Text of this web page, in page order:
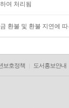
여 처리됨
환불 및 환불 지연에
보호정책 도서홍보안내